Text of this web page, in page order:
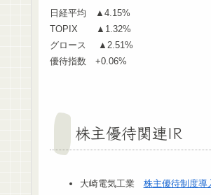
日経平均 ▲4.15%
TOPIX ▲1.32%
グロース ▲2.51%
優待指数 +0.06%
株主優待関連IR
大崎電気工業 株主優待制度導